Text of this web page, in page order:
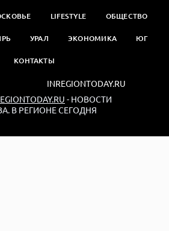
LIFESTYLE ОБЩЕСТВО
УРАЛ ЭКОНОМИКА ЮГ
КОНТАКТЫ
- НОВОСТИ
В РЕГИОНЕ СЕГОДНЯ